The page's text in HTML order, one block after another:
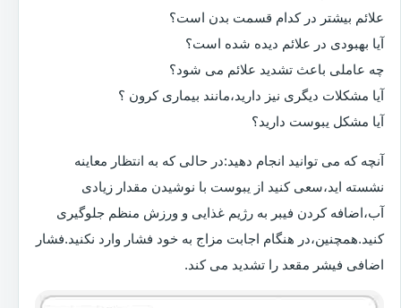
علائم بیشتر در کدام قسمت بدن است؟
آیا بهبودی در علائم دیده شده است؟
چه عاملی باعث تشدید علائم می شود؟
آیا مشکلات دیگری نیز دارید،مانند بیماری کرون ؟
آیا مشکل یبوست دارید؟
آنچه که می توانید انجام دهید:در حالی که به انتظار معاینه
نشسته اید،سعی کنید از یبوست با نوشیدن مقدار زیادی
آب،اضافه کردن فیبر به رژیم غذایی و ورزش منظم جلوگیری
کنید.همچنین،در هنگام اجابت مزاج به خود فشار وارد نکنید.فشار
اضافی فیشر مقعد را تشدید می کند.